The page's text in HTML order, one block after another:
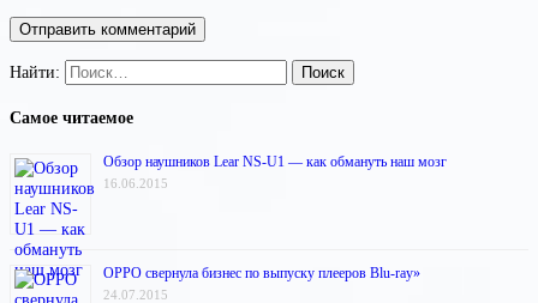
Найти:
Самое читаемое
Обзор наушников Lear NS-U1 — как обмануть наш мозг
16.06.2015
OPPO свернула бизнес по выпуску плееров Blu-ray»
24.07.2015